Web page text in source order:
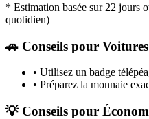
* Estimation basée sur 22 jours
quotidien)
🚗 Conseils pour
• Utilisez un badge
• Préparez la monnaie
💡 Conseils pour